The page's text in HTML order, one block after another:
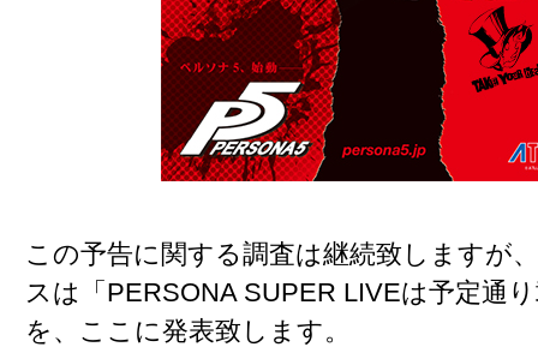
この予告に関する調査は継続致しますが
スは「 PERSONA SUPER LIVEは予定通
を、ここに発表致します。